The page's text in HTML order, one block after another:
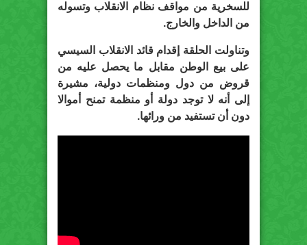
للسخرية من مواقف نظام الانقلاب وتسوله
من الداخل والخارج.
وتناولت الحلقة إقدام قائد الانقلاب السيسي
على بيع الوطن مقابل ما يحصل عليه من
قروض من دول ومنظمات دولية، مشيرة
إلى أنه لا توجد دولة أو منظمة تمنح أموالا
دون أن تستفيد من ورائها.